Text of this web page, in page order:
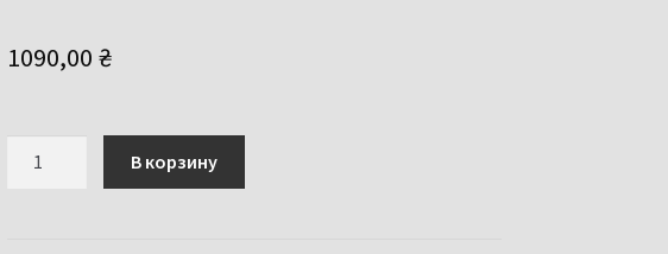
1090,00 ₴
В корзину